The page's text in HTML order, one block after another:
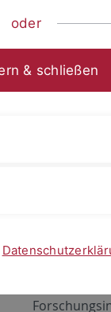
ALMA
oder
& schließen